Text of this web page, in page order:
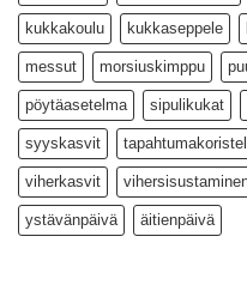
kukkakoulu kukkaseppele
messut morsiuskimppu
pöytäasetelma sipulikukat
syyskasvit
viherkasvit
ystävänpäivä äitienpäivä